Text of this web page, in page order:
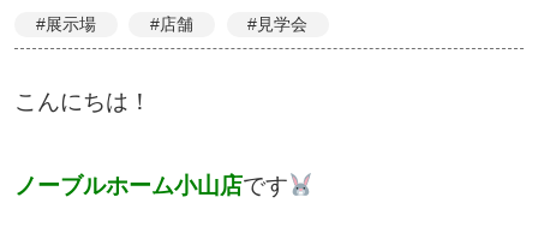
#展示場 #店舗 #見学会
こんにちは！
ノーブルホーム小山店です